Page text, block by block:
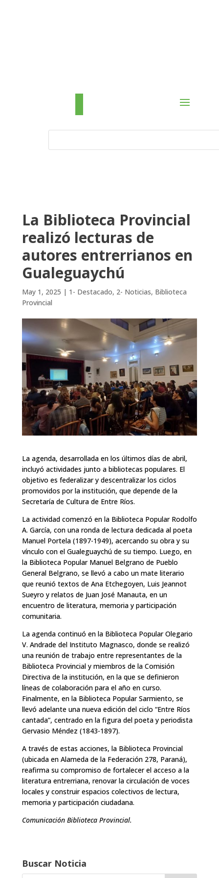
La Biblioteca Provincial
realizó lecturas de
autores entrerrianos en
Gualeguaychú
May 1, 2025 | 1- Destacado, 2- Noticias, Biblioteca
Provincial
La agenda, desarrollada en los últimos días de abril,
incluyó actividades junto a bibliotecas populares. El
objetivo es federalizar y descentralizar los ciclos
promovidos por la institución, que depende de la
Secretaría de Cultura de Entre Ríos.
La actividad comenzó en la Biblioteca Popular Rodolfo
A. García, con una ronda de lectura dedicada al poeta
Manuel Portela (1897-1949), acercando su obra y su
vínculo con el Gualeguaychú de su tiempo. Luego, en
la Biblioteca Popular Manuel Belgrano de Pueblo
General Belgrano, se llevó a cabo un mate literario
que reunió textos de Ana Etchegoyen, Luis Jeannot
Sueyro y relatos de Juan José Manauta, en un
encuentro de literatura, memoria y participación
comunitaria.
La agenda continuó en la Biblioteca Popular Olegario
V. Andrade del Instituto Magnasco, donde se realizó
una reunión de trabajo entre representantes de la
Biblioteca Provincial y miembros de la Comisión
Directiva de la institución, en la que se definieron
líneas de colaboración para el año en curso.
Finalmente, en la Biblioteca Popular Sarmiento, se
llevó adelante una nueva edición del ciclo “Entre Ríos
cantada”, centrado en la figura del poeta y periodista
Gervasio Méndez (1843-1897).
A través de estas acciones, la Biblioteca Provincial
(ubicada en Alameda de la Federación 278, Paraná),
reafirma su compromiso de fortalecer el acceso a la
literatura entrerriana, renovar la circulación de voces
locales y construir espacios colectivos de lectura,
memoria y participación ciudadana.
Comunicación Biblioteca Provincial.
Buscar Noticia